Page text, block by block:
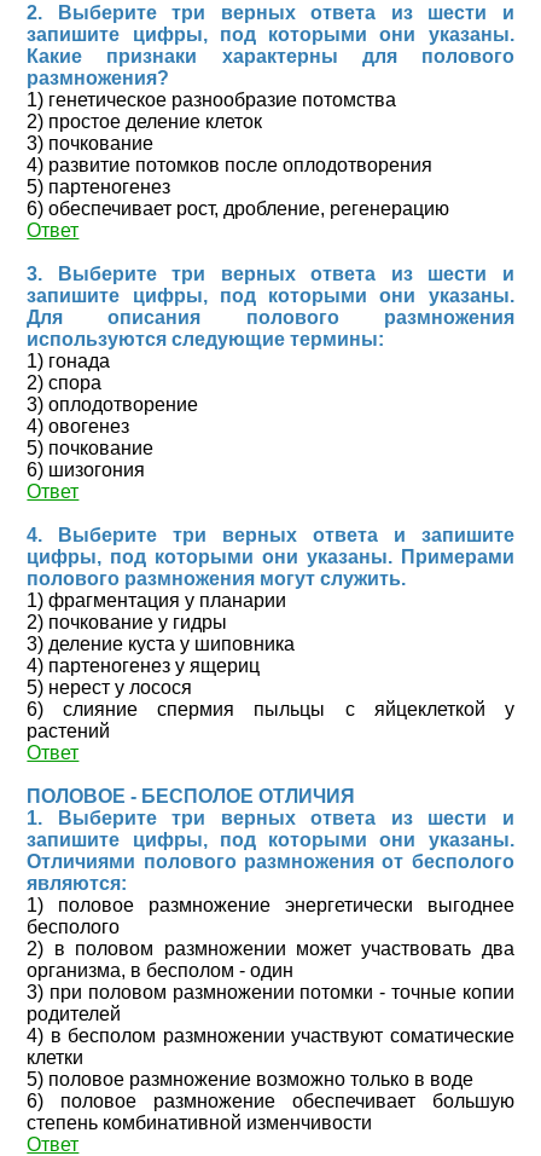
2. Выберите три верных ответа из шести и
запишите цифры, под которыми они указаны.
Какие признаки характерны для полового
размножения?
1) генетическое разнообразие потомства
2) простое деление клеток
3) почкование
4) развитие потомков после оплодотворения
5) партеногенез
6) обеспечивает рост, дробление, регенерацию
Ответ
3. Выберите три верных ответа из шести и
запишите цифры, под которыми они указаны.
Для описания полового размножения
используются следующие термины:
1) гонада
2) спора
3) оплодотворение
4) овогенез
5) почкование
6) шизогония
Ответ
4. Выберите три верных ответа и запишите
цифры, под которыми они указаны. Примерами
полового размножения могут служить.
1) фрагментация у планарии
2) почкование у гидры
3) деление куста у шиповника
4) партеногенез у ящериц
5) нерест у лосося
6) слияние спермия пыльцы с яйцеклеткой у
растений
Ответ
ПОЛОВОЕ - БЕСПОЛОЕ ОТЛИЧИЯ
1. Выберите три верных ответа из шести и
запишите цифры, под которыми они указаны.
Отличиями полового размножения от бесполого
являются:
1) половое размножение энергетически выгоднее
бесполого
2) в половом размножении может участвовать два
организма, в бесполом - один
3) при половом размножении потомки - точные копии
родителей
4) в бесполом размножении участвуют соматические
клетки
5) половое размножение возможно только в воде
6) половое размножение обеспечивает большую
степень комбинативной изменчивости
Ответ